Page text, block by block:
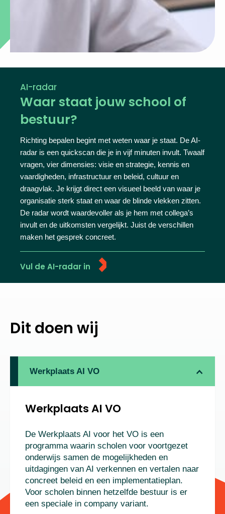
AI-radar
Waar staat jouw school of
bestuur?
Richting bepalen begint met weten waar je staat. De AI-
radar is een quickscan die je in vijf minuten invult. Twaalf
vragen, vier dimensies: visie en strategie, kennis en
vaardigheden, infrastructuur en beleid, cultuur en
draagvlak. Je krijgt direct een visueel beeld van waar je
organisatie sterk staat en waar de blinde vlekken zitten.
De radar wordt waardevoller als je hem met collega’s
invult en de uitkomsten vergelijkt. Juist de verschillen
maken het gesprek concreet.
Vul de AI-radar in
Dit doen wij
Werkplaats AI VO
Werkplaats AI VO
De Werkplaats AI voor het VO is een
programma waarin scholen voor voortgezet
onderwijs samen de mogelijkheden en
uitdagingen van AI verkennen en vertalen naar
concreet beleid en een implementatieplan.
Voor scholen binnen hetzelfde bestuur is er
een speciale in company variant.